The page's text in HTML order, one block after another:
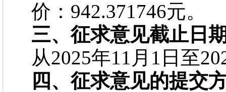
价：942.371746元。
三、征求意见截止日
从2025年11月1日至
四、征求意见的提交